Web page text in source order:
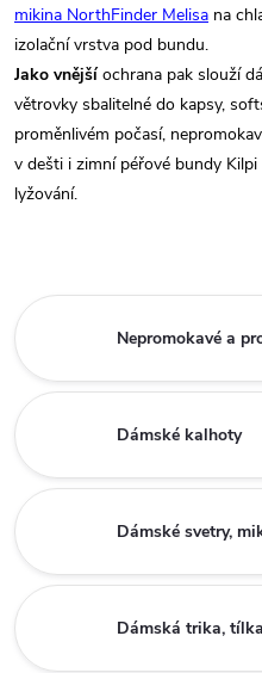
mikina NorthFinder Melisa na
izolační vrstva pod bundu.
Jako vnějšíochrana pak slouží
větrovky sbalitelné do kapsy,
proměnlivém počasí,
v dešti i zimní péřové bundy
lyžování.
Nepromokavé a
Dámské kalhoty
Dámské svetry,
Dámská trika, tílka